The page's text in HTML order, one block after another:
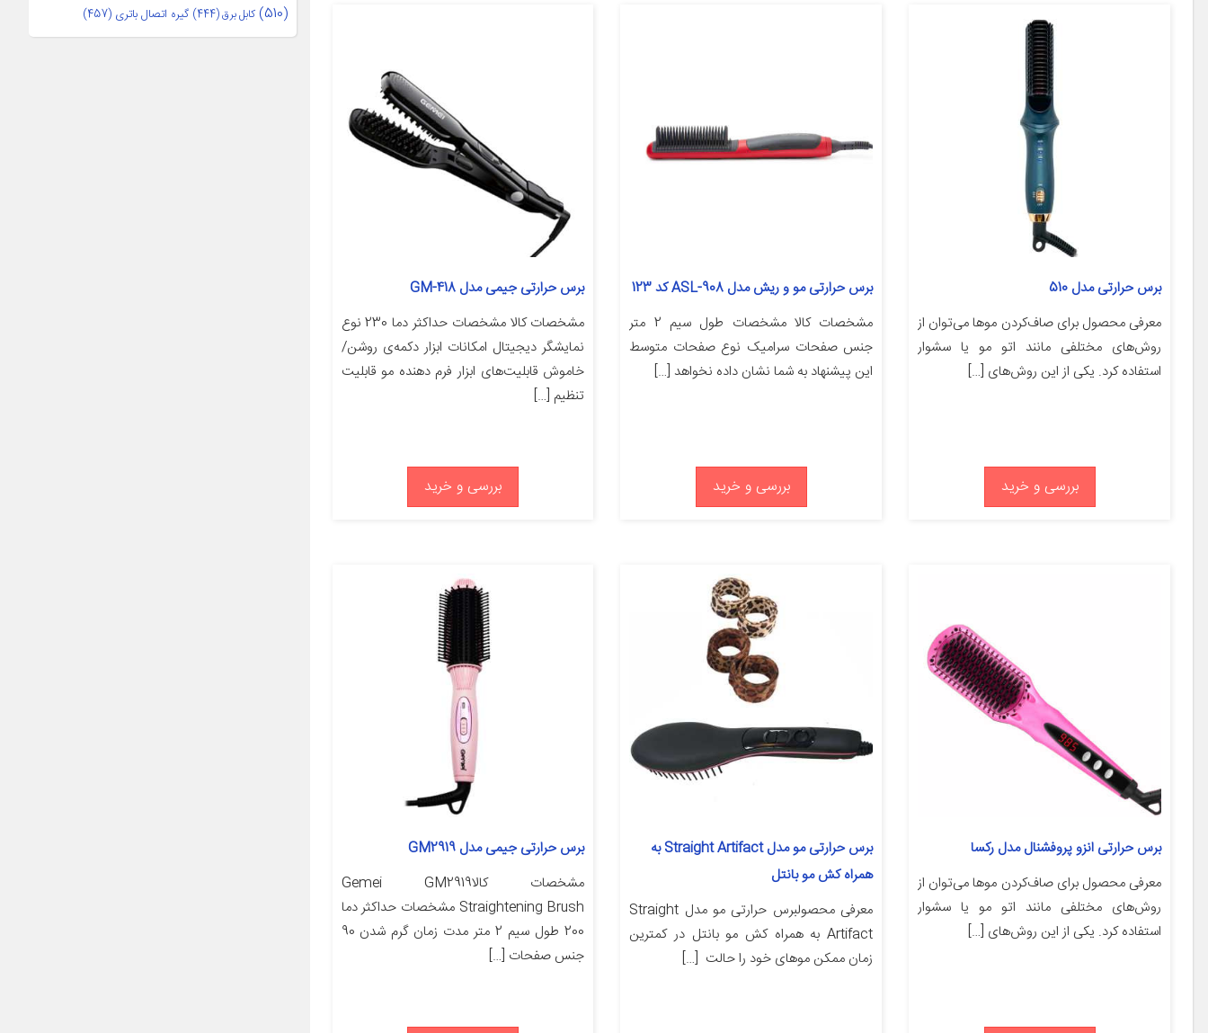
برس حرارتی مدل 510
معرفی محصول برای صاف‌کردن موها می‌توان از
روش‌های مختلفی مانند اتو مو یا سشوار
استفاده کرد. یکی از این روش‌های […]
بررسی و خرید
برس حرارتی مو و ریش مدل ASL-908 کد 123
مشخصات کالا مشخصات طول سیم 2 متر
جنس صفحات سرامیک نوع صفحات متوسط
این پیشنهاد به شما نشان داده نخواهد […]
بررسی و خرید
برس حرارتی جیمی مدل GM-418
مشخصات کالا مشخصات حداکثر دما 230 نوع
نمایشگر دیجیتال امکانات ابزار دکمه‌ی روشن/
خاموش قابلیت‌های ابزار فرم دهنده مو قابلیت
تنظیم […]
بررسی و خرید
برس حرارتی انزو پروفشنال مدل رکسا
معرفی محصول برای صاف‌کردن موها می‌توان از
روش‌های مختلفی مانند اتو مو یا سشوار
استفاده کرد. یکی از این روش‌های […]
برس حرارتی مو مدل Straight Artifact به
همراه کش مو بانتل
معرفی محصولبرس حرارتی مو مدل Straight
Artifact به همراه کش مو بانتل در کمترین
زمان ممکن موهای خود را حالت […]
برس حرارتی جیمی مدل GM2919
مشخصات کالاGemei GM2919
Straightening Brush مشخصات حداکثر دما
200 طول سیم 2 متر مدت زمان گرم شدن 90
جنس صفحات […]
(510)
کابل برق(444) گیره اتصال باتری (457)